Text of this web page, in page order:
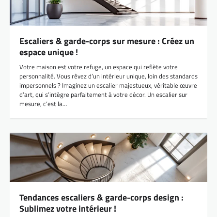
Escaliers & garde-corps sur mesure : Créez un
espace unique !
Votre maison est votre refuge, un espace qui reflète votre
personnalité. Vous rêvez d’un intérieur unique, loin des standards
impersonnels ? Imaginez un escalier majestueux, véritable œuvre
d’art, qui s’intègre parfaitement à votre décor. Un escalier sur
mesure, c’est la…
Tendances escaliers & garde-corps design :
Sublimez votre intérieur !